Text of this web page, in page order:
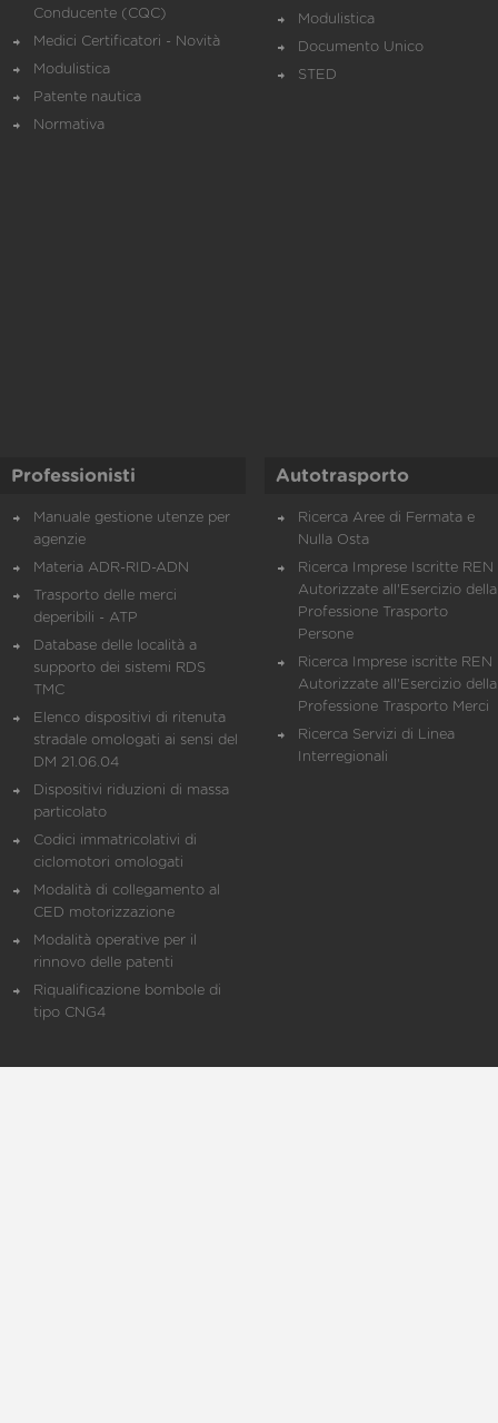
Conducente (CQC)
Medici Certificatori - Novità
Modulistica
Patente nautica
Normativa
Modulistica
Documento Unico
STED
Professionisti
Manuale gestione utenze per
agenzie
Materia ADR-RID-ADN
Trasporto delle merci
deperibili - ATP
Database delle località a
supporto dei sistemi RDS
TMC
Elenco dispositivi di ritenuta
stradale omologati ai sensi del
DM 21.06.04
Dispositivi riduzioni di massa
particolato
Codici immatricolativi di
ciclomotori omologati
Modalità di collegamento al
CED motorizzazione
Modalità operative per il
rinnovo delle patenti
Riqualificazione bombole di
tipo CNG4
Autotrasporto
Ricerca Aree di Fermata e
Nulla Osta
Ricerca Imprese Iscritte REN
Autorizzate all'Esercizio della
Professione Trasporto
Persone
Ricerca Imprese iscritte REN
Autorizzate all'Esercizio della
Professione Trasporto Merci
Ricerca Servizi di Linea
Interregionali